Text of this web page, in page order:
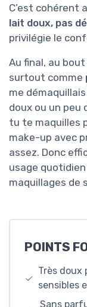
C’est cohérent
lait doux, pas
privilégie le
Au final, au
surtout comme
me
doux ou un peu
tu te maquilles
make-up avec
assez. Donc
usage quotidien
maquillages de
POINTS
Très doux
sensibles
Sans